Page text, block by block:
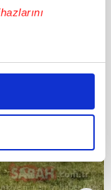
özel
yaparken
sunmak
adına
bu noktada,
tek gelir
isteriz.